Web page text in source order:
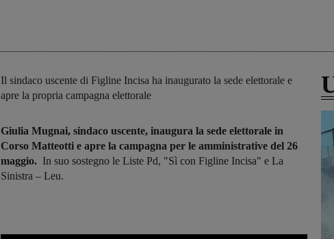
Il sindaco uscente di Figline Incisa ha inaugurato la sede elettorale e
apre la propria campagna elettorale
Giulia Mugnai, sindaco uscente, inaugura la sede elettorale in
Corso Matteotti e apre la campagna per le amministrative del 26
maggio. In suo sostegno le Liste Pd, "Sì con Figline Incisa" e La
Sinistra – Leu.